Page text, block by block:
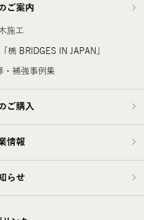
ご案内
施工
橋 BRIDGES IN JAPAN」
・補強事例集
ご購入
情報
らせ